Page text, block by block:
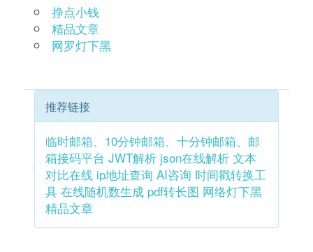
挣点小钱
精品文章
网罗灯下黑
推荐链接
临时邮箱、10分钟邮箱、十分钟邮箱、邮
箱接码平台 JWT解析 json在线解析 文本
对比在线 ip地址查询 AI咨询 时间戳转换工
具 在线随机数生成 pdf转长图 网络灯下黑
精品文章